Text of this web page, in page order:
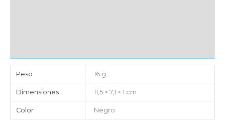
Peso 16 g
Dimensiones 11,5 × 7,1 × 1 cm
Color Negro